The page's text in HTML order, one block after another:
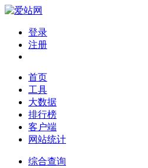
登录
注册
首页
工具
大数据
排行榜
客户端
网站统计
综合查询